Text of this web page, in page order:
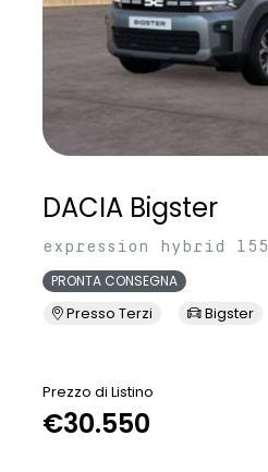
DACIA Bigster
expression hybrid 155
PRONTA CONSEGNA
Presso Terzi Bigster
Prezzo di Listino
€30.550